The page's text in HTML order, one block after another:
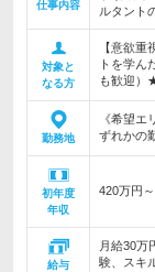
仕事内容
ルタント
対象と
なる方
【意欲
トを学ん
も歓迎）
勤務地
《希望
ずれかの
初年度
年収
420万円
給与
月給30万
験、スキ